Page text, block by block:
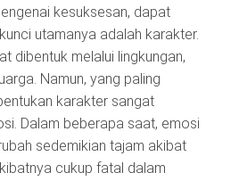
kesuksesan, dapat
utamanya adalah karakter.
dibentuk melalui lingkungan,
Namun, yang paling
karakter sangat
Dalam beberapa saat, emosi
sedemikian tajam akibat
cukup fatal dalam